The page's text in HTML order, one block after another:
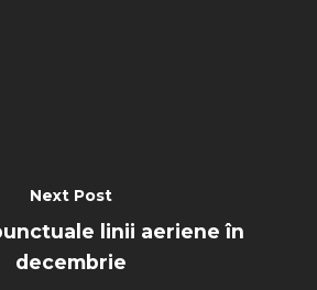
Next Post
linii aeriene în
decembrie